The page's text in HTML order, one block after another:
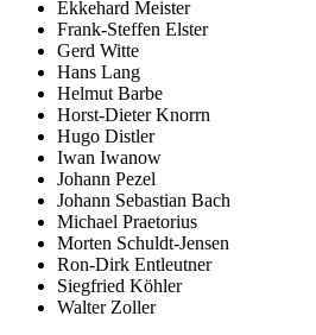
Ekkehard Meister
Frank-Steffen Elster
Gerd Witte
Hans Lang
Helmut Barbe
Horst-Dieter Knorrn
Hugo Distler
Iwan Iwanow
Johann Pezel
Johann Sebastian Bach
Michael Praetorius
Morten Schuldt-Jensen
Ron-Dirk Entleutner
Siegfried Köhler
Walter Zoller